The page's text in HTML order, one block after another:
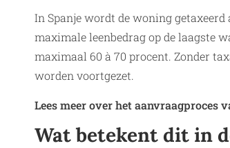
In Spanje wordt de woning
maximale leenbedrag op de laagste
maximaal 60 à 70 procent. Zonder
worden voortgezet.
Lees meer over het aanvraagproces
Wat betekent dit in